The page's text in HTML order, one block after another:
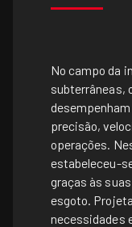
No campo da
subterrâneas,
precisão,
operações.
estabeleceu-
graças às
esgoto.
necessidades